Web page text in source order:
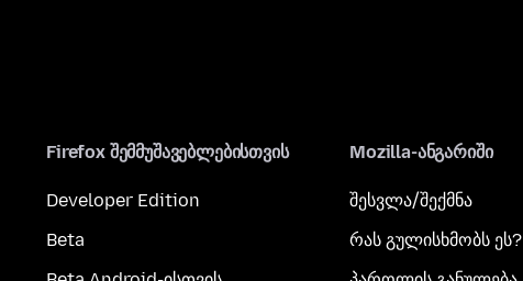
Firefox შემმუშავებლებისთვის
Developer Edition
Beta
Mozilla-ანგარიში
შესვლა/შექმნა
რას გულისხმობს ეს?